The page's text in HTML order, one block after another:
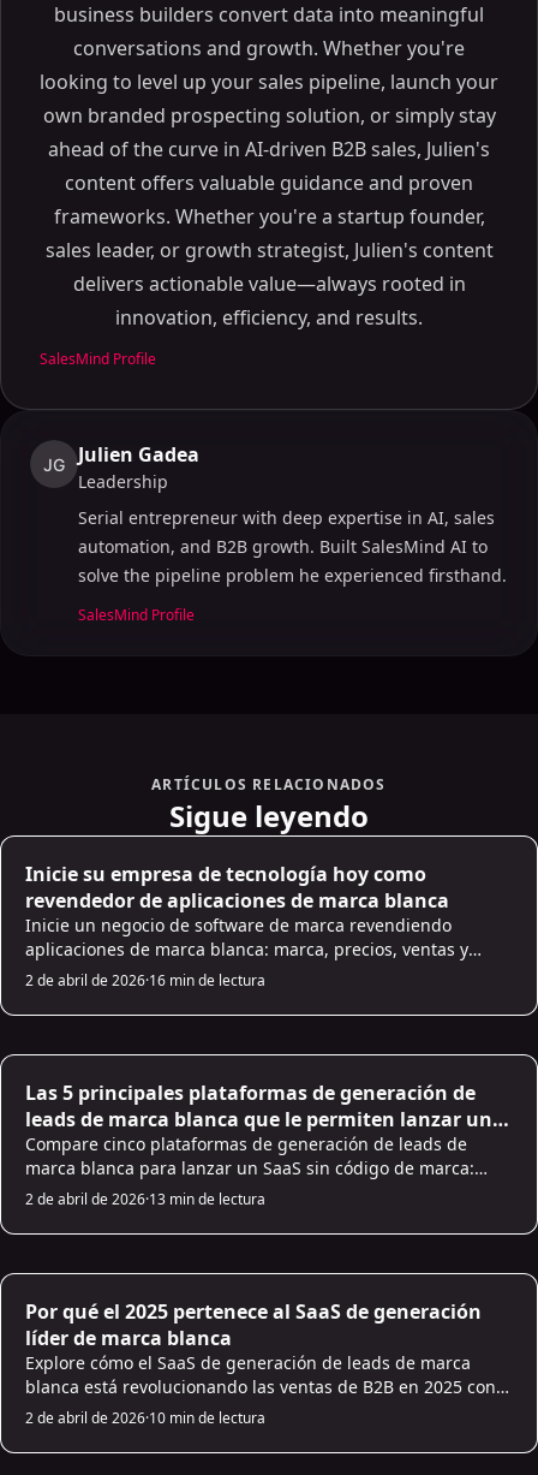
business builders convert data into meaningful
conversations and growth. Whether you're
looking to level up your sales pipeline, launch your
own branded prospecting solution, or simply stay
ahead of the curve in AI-driven B2B sales, Julien's
content offers valuable guidance and proven
frameworks. Whether you're a startup founder,
sales leader, or growth strategist, Julien's content
delivers actionable value—always rooted in
innovation, efficiency, and results.
SalesMind Profile
JG Julien Gadea
Leadership
Serial entrepreneur with deep expertise in AI, sales
automation, and B2B growth. Built SalesMind AI to
solve the pipeline problem he experienced firsthand.
SalesMind Profile
ARTÍCULOS RELACIONADOS
Sigue leyendo
AI Sales Infrastructure
Inicie su empresa de tecnología hoy como
revendedor de aplicaciones de marca blanca
Inicie un negocio de software de marca revendiendo
aplicaciones de marca blanca: marca, precios, ventas y
pasos de soporte para ganar B2B clientes.
2 de abril de 2026·16 min de lectura
AI Sales Infrastructure
Las 5 principales plataformas de generación de
leads de marca blanca que le permiten lanzar un
SaaS sin escribir una línea de código
Compare cinco plataformas de generación de leads de
marca blanca para lanzar un SaaS sin código de marca:
características, precios, integraciones y mejores casos de
2 de abril de 2026·13 min de lectura
AI Sales Infrastructure
Por qué el 2025 pertenece al SaaS de generación
líder de marca blanca
Explore cómo el SaaS de generación de leads de marca
blanca está revolucionando las ventas de B2B en 2025 con
herramientas impulsadas por AI, escalabilidad y control de
2 de abril de 2026·10 min de lectura